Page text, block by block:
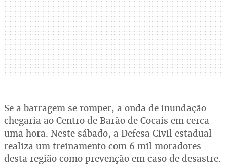
Se a barragem se romper, a onda de inundação
chegaria ao Centro de Barão de Cocais em cerca
uma hora. Neste sábado, a Defesa Civil estadual
realiza um treinamento com 6 mil moradores
desta região como prevenção em caso de desastre.